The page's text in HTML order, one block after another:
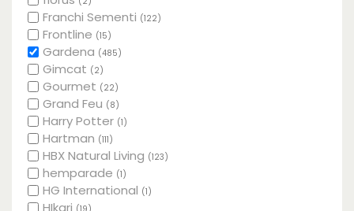
Franchi Sementi (122)
Frontline (15)
Gardena (485)
Gimcat (2)
Gourmet (22)
Grand Feu (8)
Harry Potter (1)
Hartman (111)
HBX Natural Living (123)
hemparade (1)
HG International (1)
HIkari